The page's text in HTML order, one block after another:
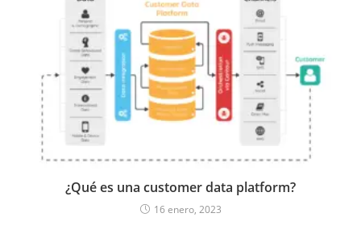
¿Qué es una customer data platform?
16 enero, 2023